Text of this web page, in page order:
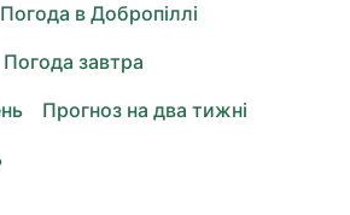
Погода в Добропіллі
Погода завтра
Прогноз на два тижні